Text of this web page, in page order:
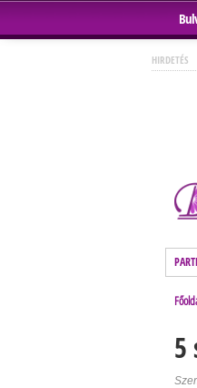
HIRDETÉS
5